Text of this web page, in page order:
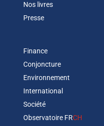
Nos livres
Presse
Finance
Conjoncture
Environnement
International
Société
Observatoire FRCH